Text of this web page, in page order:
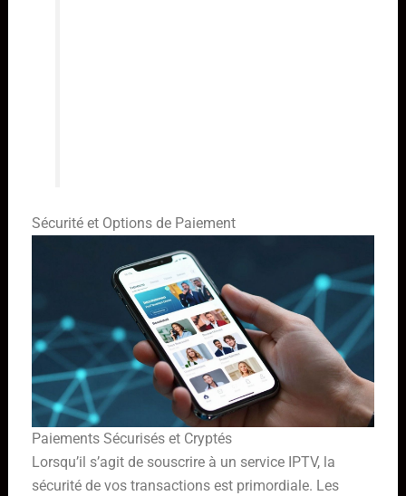
Sécurité et Options de Paiement
Paiements Sécurisés et Cryptés
Lorsqu’il s’agit de souscrire à un service IPTV, la
sécurité de vos transactions est primordiale. Les